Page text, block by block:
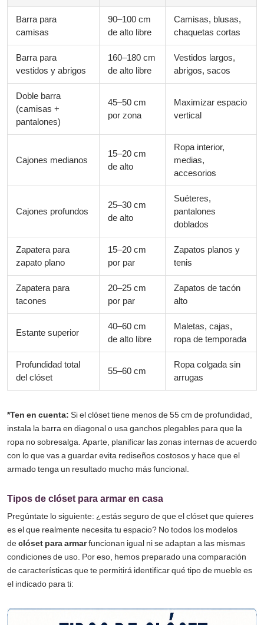
Barra para
camisas
90–100 cm
de alto libre
Camisas, blusas,
chaquetas cortas
Barra para
vestidos y abrigos
160–180 cm
de alto libre
Vestidos largos,
abrigos, sacos
Doble barra
(camisas +
pantalones)
45–50 cm
por zona
Maximizar espacio
vertical
Cajones medianos
15–20 cm
de alto
Ropa interior,
medias,
accesorios
Cajones profundos
25–30 cm
de alto
Suéteres,
pantalones
doblados
Zapatera para
zapato plano
15–20 cm
por par
Zapatos planos y
tenis
Zapatera para
tacones
20–25 cm
por par
Zapatos de tacón
alto
Estante superior
40–60 cm
de alto libre
Maletas, cajas,
ropa de temporada
Profundidad total
del clóset
55–60 cm
Ropa colgada sin
arrugas
*Ten en cuenta: Si el clóset tiene menos de 55 cm de profundidad,
instala la barra en diagonal o usa ganchos plegables para que la
ropa no sobresalga. Aparte , planificar las zonas internas de acuerdo
con lo que vas a guardar evita rediseños costosos y hace que el
armado tenga un resultado mucho más funcional.
Tipos de clóset para armar en casa
Pregúntate lo siguiente: ¿estás seguro de que el clóset que quieres
es el que realmente necesita tu espacio? No todos los modelos
declóset para armarfuncionan igual ni se adaptan a las mismas
condiciones de uso. Por eso, hemos preparado una comparación
de características que te permitirá identificar qué tipo de mueble es
el indicado para ti: